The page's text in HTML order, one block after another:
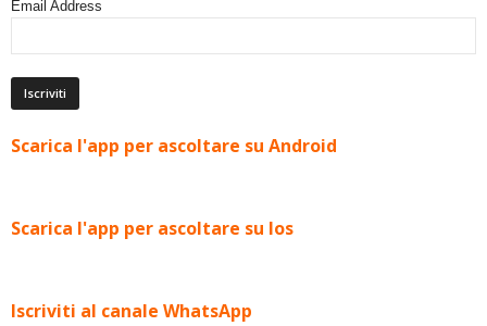
Email Address
Scarica l'app per ascoltare su Android
Scarica l'app per ascoltare su Ios
Iscriviti al canale WhatsApp